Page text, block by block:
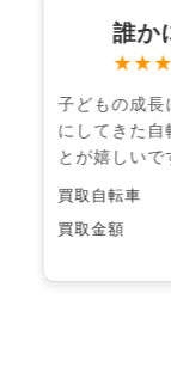
誰か
子どもの成長
にしてきた自
とが嬉しいで
買取自転車
買取金額